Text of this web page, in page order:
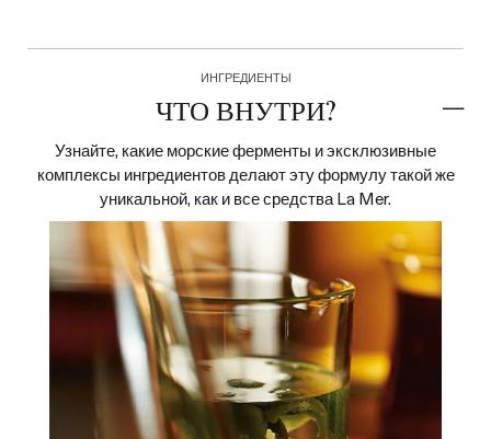
ИНГРЕДИЕНТЫ
ЧТО ВНУТРИ?
Узнайте, какие морские ферменты и эксклюзивные
комплексы ингредиентов делают эту формулу такой же
уникальной, как и все средства La Mer.